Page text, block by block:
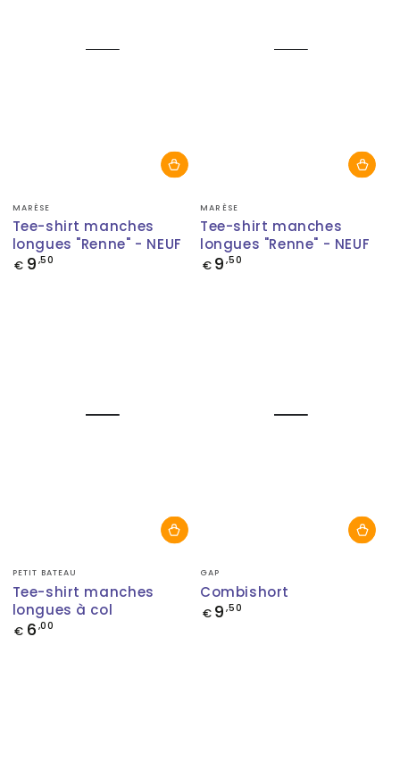
Fournisseur:
MARÈSE
Tee-shirt manches
longues "Renne" - NEUF
Prix
€ 9 ,50
Fournisseur:
MARÈSE
Tee-shirt manches
longues "Renne" - NEUF
Prix
€ 9 ,50
Fournisseur:
PETIT BATEAU
Tee-shirt manches
longues à col
Prix
€ 6 ,00
Fournisseur:
GAP
Combishort
Prix
€ 9 ,50